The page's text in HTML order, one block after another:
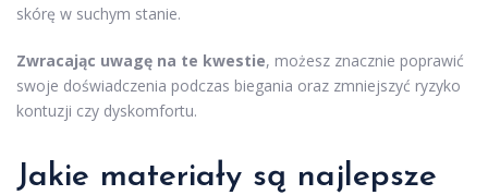
skórę w suchym stanie.
Zwracając uwagę na te kwestie, możesz znacznie poprawić
swoje doświadczenia podczas biegania oraz zmniejszyć ryzyko
kontuzji czy dyskomfortu.
Jakie materiały są najlepsze